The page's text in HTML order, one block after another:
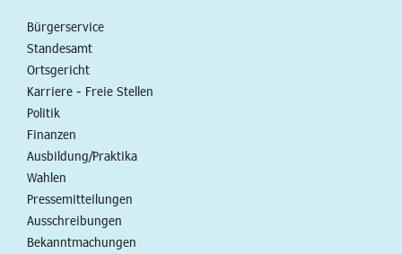
Bürgerservice
Standesamt
Ortsgericht
Karriere - Freie Stellen
Politik
Finanzen
Ausbildung/Praktika
Wahlen
Pressemitteilungen
Ausschreibungen
Bekanntmachungen